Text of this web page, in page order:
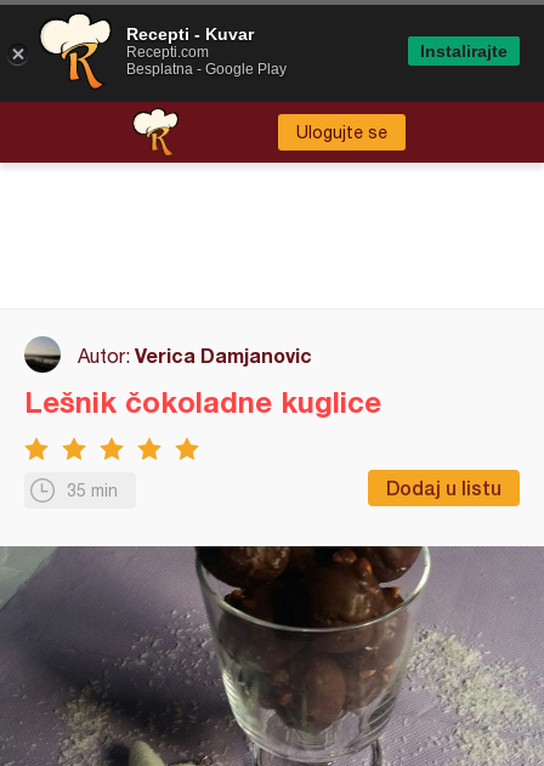
Ulogujte se
Autor: Verica Damjanovic
35 min Dodaj u listu
Lešnik čokoladne kuglice
Recepti - Kuvar
Recepti.com
Besplatna - Google Play
Instalirajte